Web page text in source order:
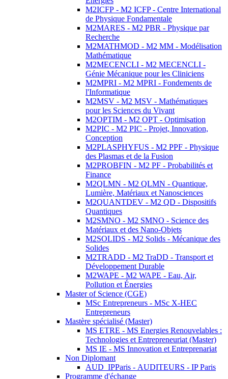
M2ICFP - M2 ICFP - Centre International
de Physique Fondamentale
M2MARES - M2 PBR - Physique par
Recherche
M2MATHMOD - M2 MM - Modélisation
Mathématique
M2MECENCLI - M2 MECENCLI -
Génie Mécanique pour les Cliniciens
M2MPRI - M2 MPRI - Fondements de
l'Informatique
M2MSV - M2 MSV - Mathématiques
pour les Sciences du Vivant
M2OPTIM - M2 OPT - Optimisation
M2PIC - M2 PIC - Projet, Innovation,
Conception
M2PLASPHYFUS - M2 PPF - Physique
des Plasmas et de la Fusion
M2PROBFIN - M2 PF - Probabilités et
Finance
M2QLMN - M2 QLMN - Quantique,
Lumière, Matériaux et Nanosciences
M2QUANTDEV - M2 QD - Dispositifs
Quantiques
M2SMNO - M2 SMNO - Science des
Matériaux et des Nano-Objets
M2SOLIDS - M2 Solids - Mécanique des
Solides
M2TRADD - M2 TraDD - Transport et
Développement Durable
M2WAPE - M2 WAPE - Eau, Air,
Pollution et Énergies
Master of Science (CGE)
MSc Entrepreneurs - MSc X-HEC
Entrepreneurs
Mastère spécialisé (Master)
MS ETRE - MS Energies Renouvelables :
Technologies et Entrepreneuriat (Master)
MS IE - MS Innovation et Entreprenariat
Non Diplomant
AUD_IPParis - AUDITEURS - IP Paris
Programme d'échange